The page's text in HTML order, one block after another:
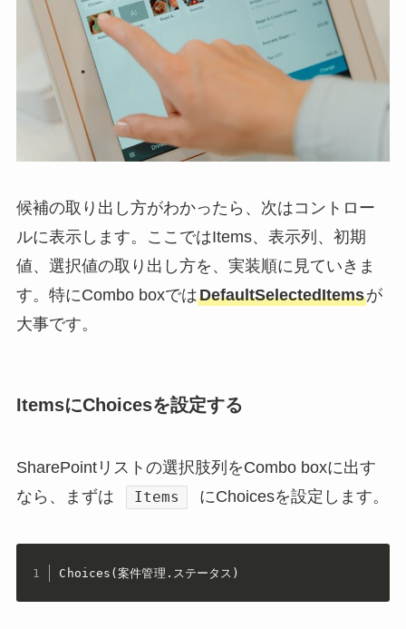
候補の取り出し方がわかったら、次はコントロー
ルに表示します。ここではItems、表示列、初期
値、選択値の取り出し方を、実装順に見ていきま
す。特にCombo boxではDefaultSelectedItemsが
大事です。
ItemsにChoicesを設定する
SharePointリストの選択肢列をCombo boxに出す
なら、まずは
Items にChoicesを設定します。
Choices(案件管理.ステータス)